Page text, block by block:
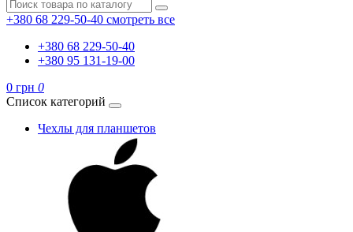
+380 68 229-50-40 смотреть все
+380 68 229-50-40
+380 95 131-19-00
0 грн 0
Список категорий
Чехлы для планшетов